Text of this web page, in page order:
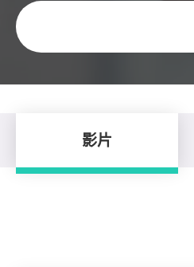
關鍵字
影片